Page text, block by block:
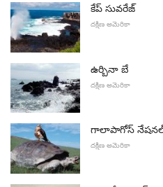
కేప్ సువరేజ్
దక్షిణ అమెరికా
ఉర్బినా బే
దక్షిణ అమెరికా
గాలాపాగోస్
దక్షిణ అమెరికా